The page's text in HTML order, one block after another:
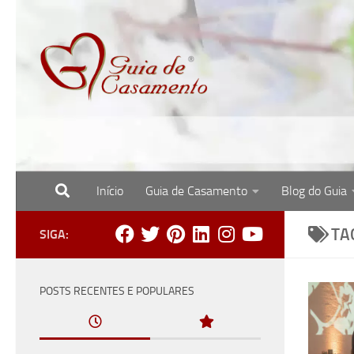
Site com o melhor para noivas, noivos e
Início Guia de Casamento Blog do Guia
SIGA:
POSTS RECENTES E POPULARES